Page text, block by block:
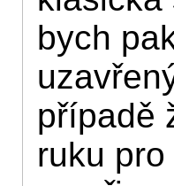
bych
případě
ruku